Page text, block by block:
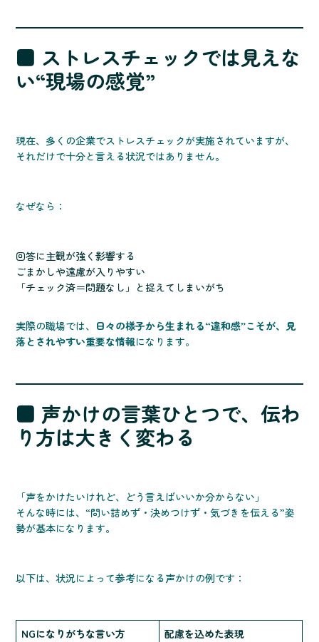
■ ストレスチェックでは見えな
い“現場の感覚”
現在、多くの企業でストレスチェックが実施されていますが、
それだけで十分と言える状況ではありません。
なぜなら：
回答に主観が強く影響する
ごまかしや遠慮が入りやすい
「チェック済＝問題なし」と捉えてしまいがち
実際の職場では、 日々の様子から生まれる“違和感”こそが、見
落とされやすい重要な情報になります。
■ 声かけの言葉ひとつで、伝わ
り方は大きく変わる
「声をかけたいけれど、どう言えばいいか分からない」
そんな時には、“問い詰めず・決めつけず・気づきを伝える”姿
勢が基本になります。
以下は、状況によって参考になる声かけの例です：
NGになりがちな言い方 配慮を込めた表現